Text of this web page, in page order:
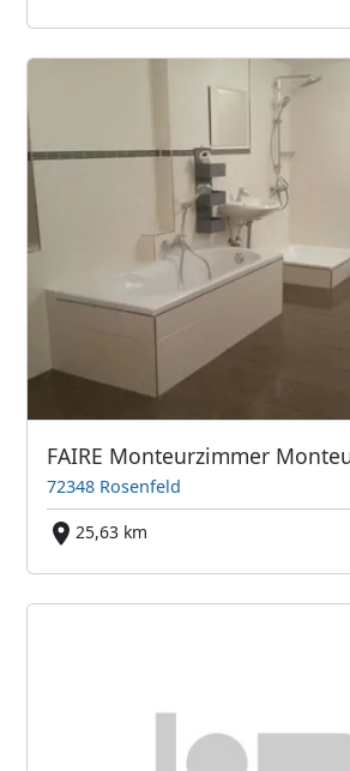
72348 Rosenfeld
25,63 km